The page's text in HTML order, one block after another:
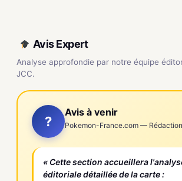
Avis Expert
Analyse approfondie par notre équipe
JCC.
?
Avis à venir
Pokemon-France.com —
« Cette section accueillera
éditoriale détaillée de la carte :